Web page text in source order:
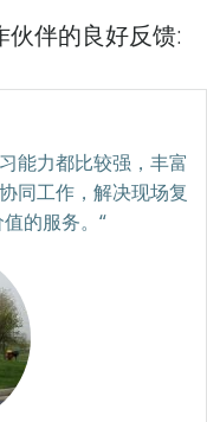
伴的良好反馈:
能力都比较强，丰富
同工作，解决现场复
的服务。 “